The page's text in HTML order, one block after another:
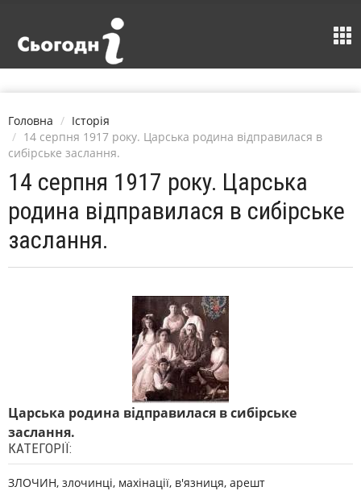
Головна
Історія
14 серпня 1917 року. Царська родина відправилася в
сибірське заслання.
14 серпня 1917 року. Царська
родина відправилася в сибірське
заслання.
Царська родина відправилася в сибірське
заслання.
КАТЕГОРІЇ:
ЗЛОЧИН, злочинці, махінації, в'язниця, арешт